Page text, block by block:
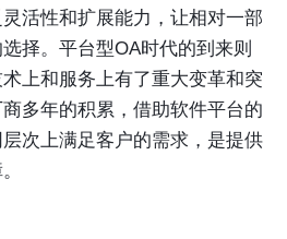
活性和扩展能力，让相对一部
择。平台型OA时代的到来则
上和服务上有了重大变革和突
多年的积累，借助软件平台的
次上满足客户的需求，是提供